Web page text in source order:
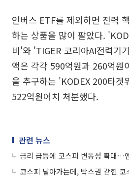
인버스 ETF를 제외하면 전력
하는 상품을 많이 팔았다.
비'와 'TIGER 코리아AI전력기
액은 각각 590억원과 260억원
을 추구하는 'KODEX 200타겟
522억원어치 처분했다.
관련 뉴스